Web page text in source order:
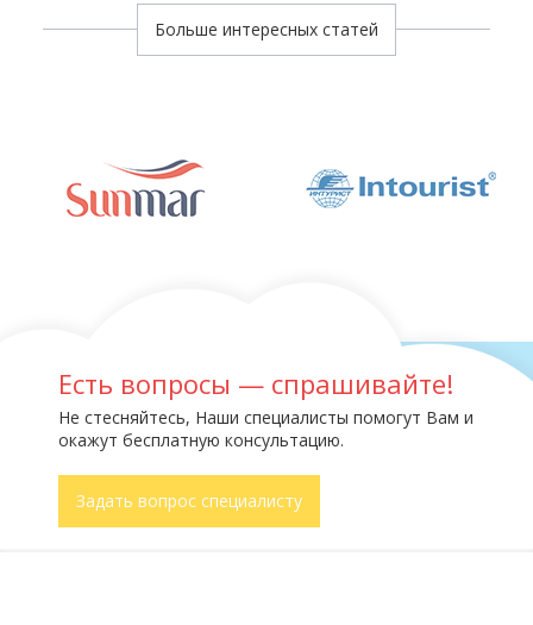
Больше интересных статей
Есть вопросы — спрашивайте!
Не стесняйтесь, Наши специалисты помогут Вам и
окажут бесплатную консультацию.
Задать вопрос специалисту